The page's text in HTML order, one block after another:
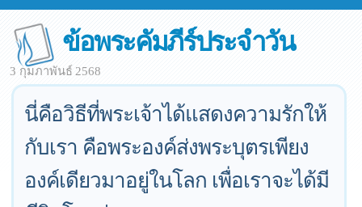
ข้อพระคัมภีร์ประจำวัน
3 กุมภาพันธ์ 2568
นี่คือวิธีที่พระเจ้าได้แสดงความรักให้
กับเรา คือพระองค์ส่งพระบุตรเพียง
องค์เดียวมาอยู่ในโลก เพื่อเราจะได้มี